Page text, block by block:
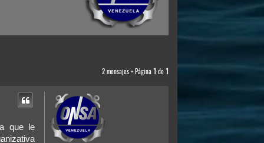
a
2 mensajes • Página 1 de 1
que le